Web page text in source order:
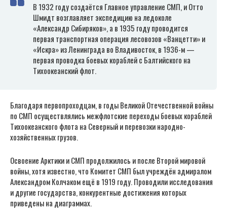
В 1932 году создаётся Главное управление СМП, и Отто
Шмидт возглавляет экспедицию на ледоколе
«Александр Сибиряков», а в 1935 году проводится
первая транспортная операция лесовозов «Ванцетти» и
«Искра» из Ленинграда во Владивосток, в 1936-м —
первая проводка боевых кораблей с Балтийского на
Тихоокеанский флот.
Благодаря первопроходцам, в годы Великой Отечественной войны
по СМП осуществлялись межфлотские переходы боевых кораблей
Тихоокеанского флота на Северный и перевозки народно-
хозяйственных грузов.
Освоение Арктики и СМП продолжилось и после Второй мировой
войны, хотя известно, что Комитет СМП был учреждён адмиралом
Александром Колчаком ещё в 1919 году. Проводили исследования
и другие государства, конкурентные достижения которых
приведены на диаграммах.